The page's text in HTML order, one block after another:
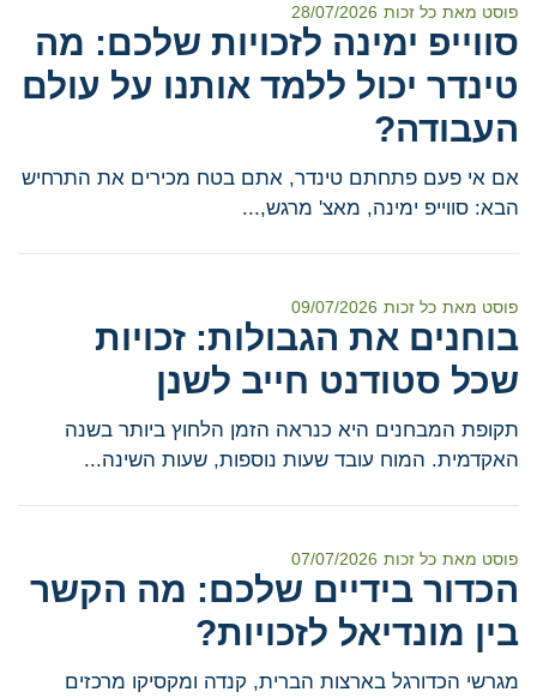
פוסט מאת כל זכות 28/07/2026
סווייפ ימינה לזכויות שלכם: מה
טינדר יכול ללמד אותנו על עולם
העבודה?
אם אי פעם פתחתם טינדר, אתם בטח מכירים את התרחיש
הבא: סווייפ ימינה, מאצ' מרגש,...
פוסט מאת כל זכות 09/07/2026
בוחנים את הגבולות: זכויות
שכל סטודנט חייב לשנן
תקופת המבחנים היא כנראה הזמן הלחוץ ביותר בשנה
האקדמית. המוח עובד שעות נוספות, שעות השינה...
פוסט מאת כל זכות 07/07/2026
הכדור בידיים שלכם: מה הקשר
בין מונדיאל לזכויות?
מגרשי הכדורגל בארצות הברית, קנדה ומקסיקו מרכזים